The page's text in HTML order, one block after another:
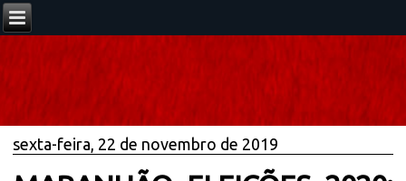
sexta-feira, 22 de novembro de 2019